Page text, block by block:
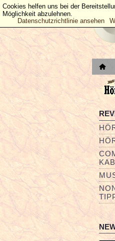
Cookies helfen uns bei der
Möglichkeit abzulehnen.
Datenschutzrichtlinie ansehen